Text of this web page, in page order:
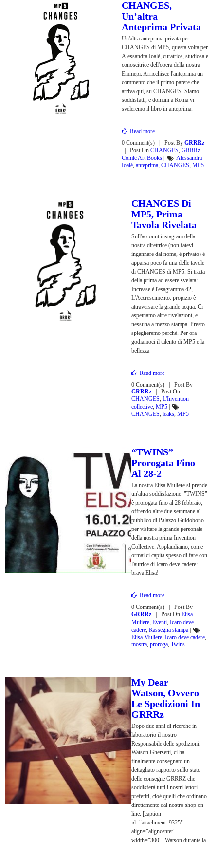
CHANGES,
Un’altra
Anteprima Privata
Un'altra anteprima privata per
CHANGES di MP5, questa volta per
Alessandra Ioalè, curatrice, studiosa e
conoscitrice dell'opera della nostra
Emmepi. Arricchisce l'anteprima un
commento che il primo parere che
arriva qui, su CHANGES. Siamo
soddisfatti, e domani a Roma vi
sveleremo il libro in anteprima.
Read more
0 Comment(s)
Post By GRRRz
Post On CHANGES, GRRRz
Comic Art Books
Alessandra
Ioalé, anteprima, CHANGES, MP5
CHANGES Di
MP5, Prima
Tavola Rivelata
Sull'account instagram della
nostra direttrice (non fatevi
ingannare dal nome, è privato) è
apparsa poco fa una delle tavole
di CHANGES di MP5. Si tratta
della prima ad essere svelata:
Increase è l'esagramma 42,
L'Accrescimento: propizio è
attraversare la grande acqua. Ci
aspettiamo altre rivelazioni, e
nessuna a mezzo stampa. Presto
spiegheremo perché. Per ora
godiamoci il talento di MP5 e la
bellezza
Read more
0 Comment(s)
Post By
GRRRz
Post On
CHANGES, L'Invention
collective, MP5
CHANGES, leaks, MP5
“TWINS”
Prorogata Fino
Al 28-2
La nostra Elisa Muliere si prende
un'altra soddisfazione: "TWINS"
è prorogata fino al 28 febbraio,
offrendo altre due settimane al
pubblico di Palazzo Guidobono
per visitare la grande personale
della nostra prima Invention
Collective. Applaudiamo, come
ormai ci capita spesso di fare con
l'autrice di Icaro deve cadere:
brava Elisa!
Read more
0 Comment(s)
Post By
GRRRz
Post On Elisa
Muliere, Eventi, Icaro deve
cadere, Rassegna stampa
Elisa Muliere, Icaro deve cadere,
mostra, proroga, Twins
My Dear
Watson, Ovvero
Le Spedizioni In
GRRRz
Dopo due anni di ricerche in
laboratorio il nostro
Responsabile delle spedizioni,
Watson Ghersetti, ci ha
finalmente consegnato un
dettagliato rapporto sullo stato
delle consegne GRRRZ che
soddisferà tutti i nostri lettori
preferiti, cioè quelli che ordinano
direttamente dal nostro shop on
line. [caption
id="attachment_9325"
align="aligncenter"
width="300"] Watson durante la